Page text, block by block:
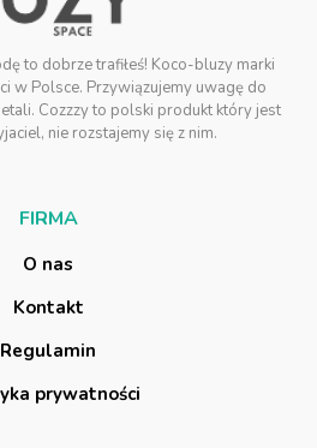
to dobrze trafiłeś! Koco-bluzy marki
w Polsce. Przywiązujemy uwagę do
Cozzzy to polski produkt który jest
nie rozstajemy się z nim.
FIRMA
O nas
Kontakt
Regulamin
yka prywatności